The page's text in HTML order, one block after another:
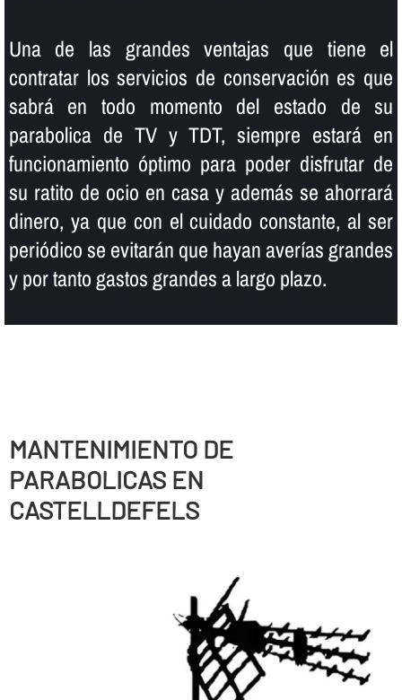
Una de las grandes ventajas que tiene el
contratar los servicios de conservación es que
sabrá en todo momento del estado de su
parabolica de TV y TDT, siempre estará en
funcionamiento óptimo para poder disfrutar de
su ratito de ocio en casa y además se ahorrará
dinero, ya que con el cuidado constante, al ser
periódico se evitarán que hayan averí­as grandes
y por tanto gastos grandes a largo plazo.
MANTENIMIENTO DE
PARABOLICAS EN
CASTELLDEFELS